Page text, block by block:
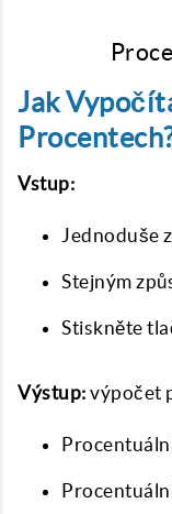
Jak
Vstup:
Jednoduše
Stejným
Stiskněte
Výstup: výpočet